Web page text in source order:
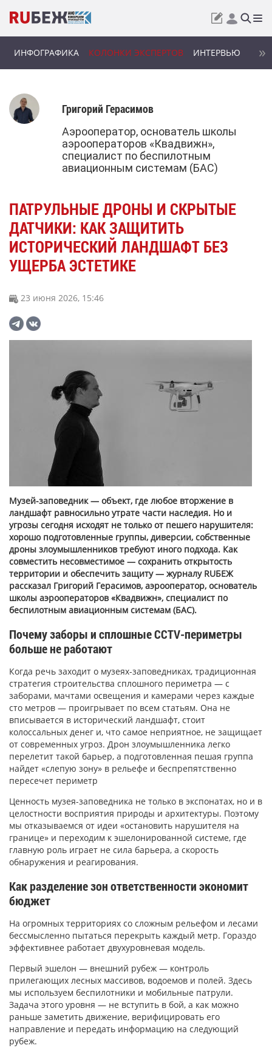
ИНФОГРАФИКА КОЛОНКИ ЭКСПЕРТОВ ИНТЕРВЬЮ
Григорий Герасимов
Аэрооператор, основатель школы
аэрооператоров «Квадвижн»,
специалист по беспилотным
авиационным системам (БАС)
ПАТРУЛЬНЫЕ ДРОНЫ И СКРЫТЫЕ
ДАТЧИКИ: КАК ЗАЩИТИТЬ
ИСТОРИЧЕСКИЙ ЛАНДШАФТ БЕЗ
УЩЕРБА ЭСТЕТИКЕ
23 июня 2026, 15:46
Музей-заповедник — объект, где любое вторжение в
ландшафт равносильно утрате части наследия. Но и
угрозы сегодня исходят не только от пешего нарушителя:
хорошо подготовленные группы, диверсии, собственные
дроны злоумышленников требуют иного подхода. Как
совместить несовместимое — сохранить открытость
территории и обеспечить защиту — журналу RUБЕЖ
рассказал Григорий Герасимов, аэрооператор, основатель
школы аэрооператоров «Квадвижн», специалист по
беспилотным авиационным системам (БАС).
Почему заборы и сплошные CCTV-периметры
больше не работают
Когда речь заходит о музеях-заповедниках, традиционная
стратегия строительства сплошного периметра — с
заборами, мачтами освещения и камерами через каждые
сто метров — проигрывает по всем статьям. Она не
вписывается в исторический ландшафт, стоит
колоссальных денег и, что самое неприятное, не защищает
от современных угроз. Дрон злоумышленника легко
перелетит такой барьер, а подготовленная пешая группа
найдет «слепую зону» в рельефе и беспрепятственно
пересечет периметр
Ценность музея-заповедника не только в экспонатах, но и в
целостности восприятия природы и архитектуры. Поэтому
мы отказываемся от идеи «остановить нарушителя на
границе» и переходим к эшелонированной системе, где
главную роль играет не сила барьера, а скорость
обнаружения и реагирования.
Как разделение зон ответственности экономит
бюджет
На огромных территориях со сложным рельефом и лесами
бессмысленно пытаться перекрыть каждый метр. Гораздо
эффективнее работает двухуровневая модель.
Первый эшелон — внешний рубеж — контроль
прилегающих лесных массивов, водоемов и полей. Здесь
мы используем беспилотники и мобильные патрули.
Задача этого уровня — не вступить в бой, а как можно
раньше заметить движение, верифицировать его
направление и передать информацию на следующий
рубеж.